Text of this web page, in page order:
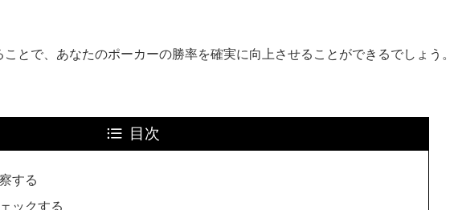
とで、あなたのポーカーの勝率を確実に向上させることができるでしょう。
目次
する
ックする